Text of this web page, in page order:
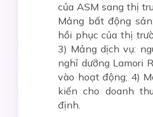
của ASM sang thị
Mảng bất động
hồi phục của thị
3) Mảng dịch vụ:
nghỉ dưỡng Lamori
vào hoạt động; 4)
kiến cho doanh
định.